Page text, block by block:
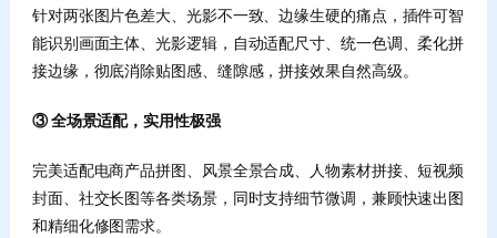
针对两张图片色差大、光影不一致、边缘生硬的痛点，插件可智
能识别画面主体、光影逻辑，自动适配尺寸、统一色调、柔化拼
接边缘，彻底消除贴图感、缝隙感，拼接效果自然高级。
③ 全场景适配，实用性极强
完美适配电商产品拼图、风景全景合成、人物素材拼接、短视频
封面、社交长图等各类场景，同时支持细节微调，兼顾快速出图
和精细化修图需求。